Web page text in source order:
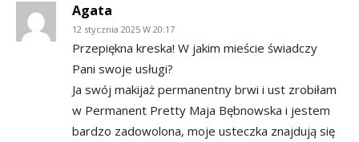
Agata
12 stycznia 2025 W 20:17
Przepiękna kreska! W jakim mieście świadczy
Pani swoje usługi?
Ja swój makijaż permanentny brwi i ust zrobiłam
w Permanent Pretty Maja Bębnowska i jestem
bardzo zadowolona, moje usteczka znajdują się